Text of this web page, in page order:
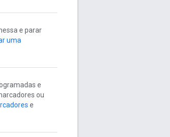
e parar
uma
e
ou
e